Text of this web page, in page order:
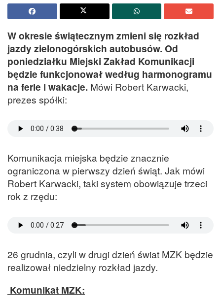
W okresie świątecznym zmieni się rozkład
jazdy zielonogórskich autobusów. Od
poniedziałku Miejski Zakład Komunikacji
będzie funkcjonował według harmonogramu
na ferie i wakacje. Mówi Robert Karwacki,
prezes spółki:
Komunikacja miejska będzie znacznie
ograniczona w pierwszy dzień świąt. Jak mówi
Robert Karwacki, taki system obowiązuje trzeci
rok z rzędu:
26 grudnia, czyli w drugi dzień świat MZK będzie
realizował niedzielny rozkład jazdy.
Komunikat MZK: